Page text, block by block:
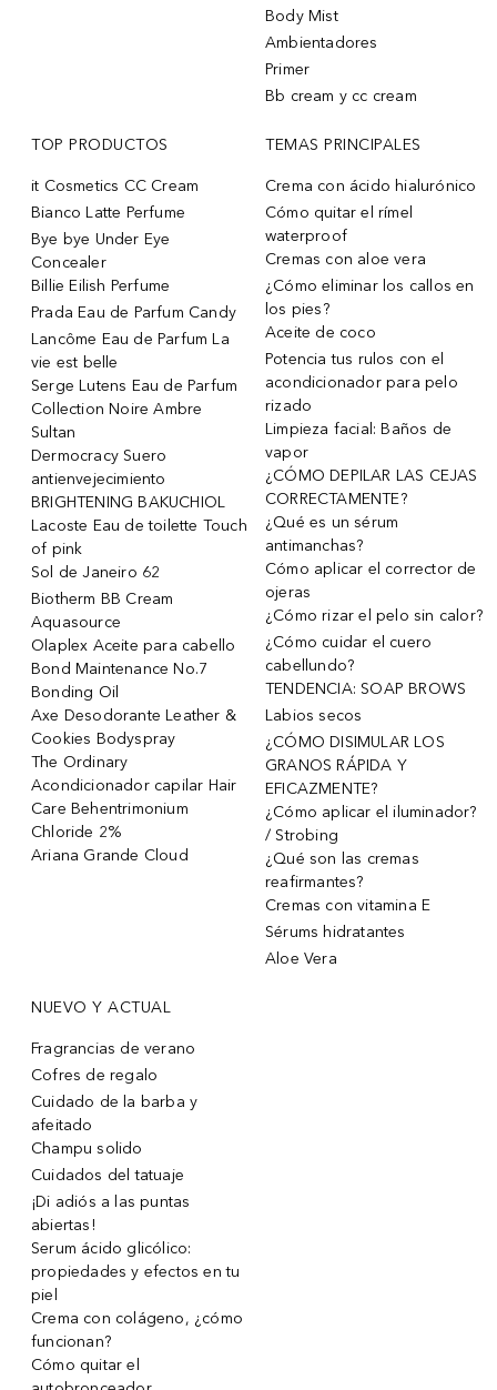
Body Mist
Ambientadores
Primer
Bb cream y cc cream
TOP PRODUCTOS
it Cosmetics CC Cream
Bianco Latte Perfume
Bye bye Under Eye
Concealer
Billie Eilish Perfume
Prada Eau de Parfum Candy
Lancôme Eau de Parfum La
vie est belle
Serge Lutens Eau de Parfum
Collection Noire Ambre
Sultan
Dermocracy Suero
antienvejecimiento
BRIGHTENING BAKUCHIOL
Lacoste Eau de toilette Touch
of pink
Sol de Janeiro 62
Biotherm BB Cream
Aquasource
Olaplex Aceite para cabello
Bond Maintenance No.7
Bonding Oil
Axe Desodorante Leather &
Cookies Bodyspray
The Ordinary
Acondicionador capilar Hair
Care Behentrimonium
Chloride 2%
Ariana Grande Cloud
TEMAS PRINCIPALES
Crema con ácido hialurónico
Cómo quitar el rímel
waterproof
Cremas con aloe vera
¿Cómo eliminar los callos en
los pies?
Aceite de coco
Potencia tus rulos con el
acondicionador para pelo
rizado
Limpieza facial: Baños de
vapor
¿CÓMO DEPILAR LAS CEJAS
CORRECTAMENTE?
¿Qué es un sérum
antimanchas?
Cómo aplicar el corrector de
ojeras
¿Cómo rizar el pelo sin calor?
¿Cómo cuidar el cuero
cabellundo?
TENDENCIA: SOAP BROWS
Labios secos
¿CÓMO DISIMULAR LOS
GRANOS RÁPIDA Y
EFICAZMENTE?
¿Cómo aplicar el iluminador?
/ Strobing
¿Qué son las cremas
reafirmantes?
Cremas con vitamina E
Sérums hidratantes
Aloe Vera
NUEVO Y ACTUAL
Fragrancias de verano
Cofres de regalo
Cuidado de la barba y
afeitado
Champu solido
Cuidados del tatuaje
¡Di adiós a las puntas
abiertas!
Serum ácido glicólico:
propiedades y efectos en tu
piel
Crema con colágeno, ¿cómo
funcionan?
Cómo quitar el